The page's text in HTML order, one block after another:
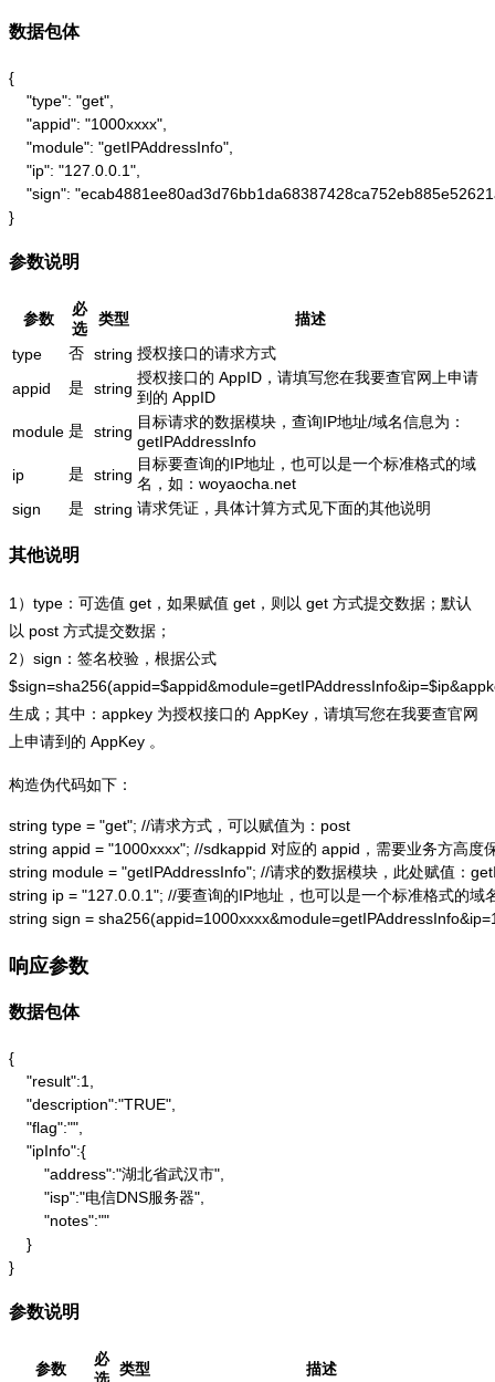
数据包体
{
    "type": "get",
    "appid": "1000xxxx",
    "module": "getIPAddressInfo",
    "ip": "127.0.0.1",
"sign":
}
参数说明
参数
必
选
类型
描述
type
否 string 授权接口的请求方式
appid
是 string
授权接口的 AppID，请填写您在我要查官网上申请
到的 AppID
module 是 string
目标请求的数据模块，查询IP地址/域名信息为：
getIPAddressInfo
ip
是 string
目标要查询的IP地址，也可以是一个标准格式的域
名，如：woyaocha.net
sign
是 string 请求凭证，具体计算方式见下面的其他说明
其他说明
1）type：可选值 get，如果赋值 get，则以 get 方式提交数据；默认
以 post 方式提交数据；
2）sign：签名校验，根据公式
生成；其中：appkey 为授权接口的 AppKey，请填写您在我要查官网
上申请到的 AppKey 。
构造伪代码如下：
string type = "get"; //请求方式，可以赋值为：post
string appid = "1000xxxx"; //sdkappid 对应的 appid，需要业务方高度
string module = "getIPAddressInfo"; //请求的数据模块，此处赋值：
string ip = "127.0.0.1"; //要查询的IP地址，也可以是一个标准格式的域
string sign =
响应参数
数据包体
{
    "result":1,
    "description":"TRUE",
    "flag":"",
    "ipInfo":{
        "address":"湖北省武汉市",
        "isp":"电信DNS服务器",
        "notes":""
    }
}
参数说明
参数
必
类型 描述